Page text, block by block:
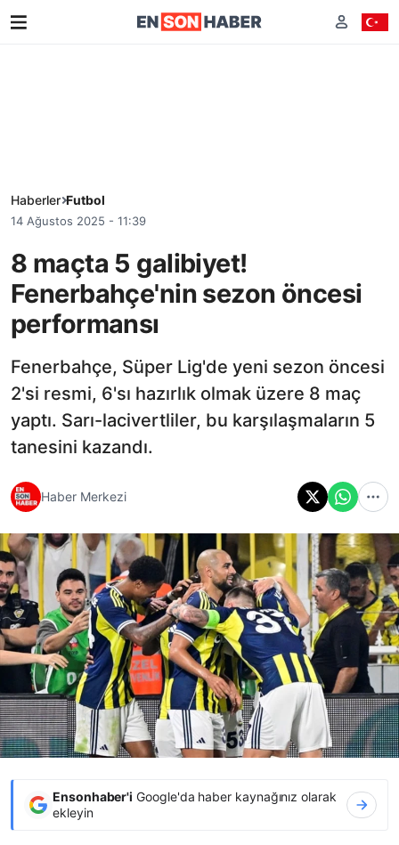
Haberler Futbol
14 Ağustos 2025 - 11:39
8 maçta 5 galibiyet!
Fenerbahçe'nin sezon öncesi
performansı
Fenerbahçe, Süper Lig'de yeni sezon öncesi
2'si resmi, 6'sı hazırlık olmak üzere 8 maç
yaptı. Sarı-lacivertliler, bu karşılaşmaların 5
tanesini kazandı.
Haber Merkezi
Ensonhaber'i Google'da haber kaynağınız olarak
ekleyin